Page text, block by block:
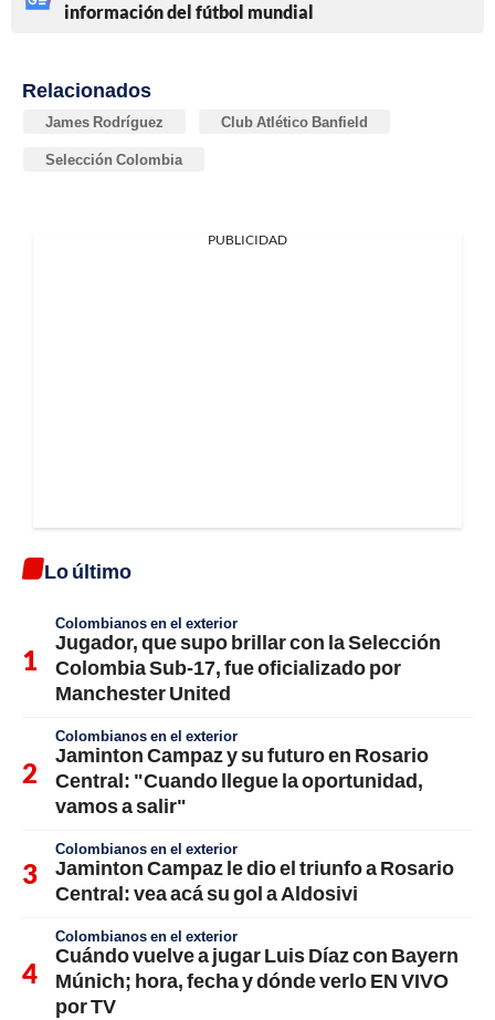
información del fútbol mundial
Relacionados
James Rodríguez Club Atlético Banfield
Selección Colombia
PUBLICIDAD
Lo último
Colombianos en el exterior
Jugador, que supo brillar con la Selección
Colombia Sub-17, fue oficializado por
Manchester United
Colombianos en el exterior
Jaminton Campaz y su futuro en Rosario
Central: "Cuando llegue la oportunidad,
vamos a salir"
Colombianos en el exterior
Jaminton Campaz le dio el triunfo a Rosario
Central: vea acá su gol a Aldosivi
Colombianos en el exterior
Cuándo vuelve a jugar Luis Díaz con Bayern
Múnich; hora, fecha y dónde verlo EN VIVO
por TV